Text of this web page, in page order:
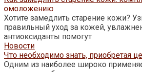
омоложению
Хотите замедлить старение кожи?
правильный уход за кожей,
антиоксиданты помогут
Новости
Что необходимо знать, приобретая
Одним из наиболее широко